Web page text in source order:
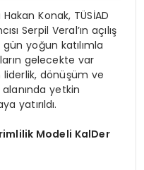
Konak, TÜSİAD
Serpil Veral’ın açılış
yoğun katılımla
gelecekte var
liderlik, dönüşüm ve
alanında yetkin
yatırıldı.
Modeli KalDer